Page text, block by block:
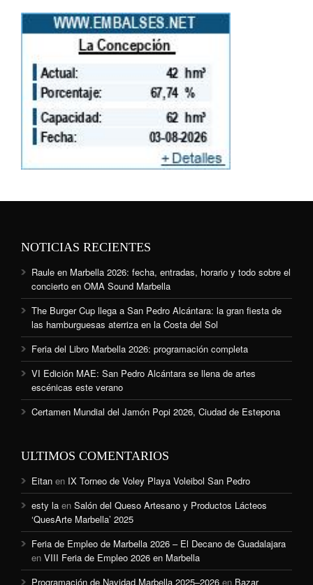
NOTICIAS RECIENTES
Raule en Marbella 2026: fecha, entradas, horario y todo sobre el
concierto en OMA Sound Marbella
The Burger Cup llega a San Pedro Alcántara: la gran fiesta de
las hamburguesas aterriza en la Costa del Sol
Feria del Libro Marbella 2026: programación completa
VI Edición MAE: San Pedro Alcántara se llena de artes
escénicas este verano
Certamen Mundial del Jamón Popi 2026, Ciudad de Estepona
ULTIMOS COMENTARIOS
Eitan en IX Torneo de Voley Playa Voleibol San Pedro
esty la en Salón del Queso Artesano y Productos Lácteos
‘QuesArte Marbella’ 2025
Feria de Empleo de Marbella 2026 – El Decano de Guadalajara
en VIII Feria de Empleo 2026 en Marbella
Programación de Navidad Marbella 2025–2026 en Bazar